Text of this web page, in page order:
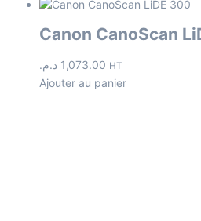
Canon CanoScan
1,073.00 د.م. HT
Ajouter au panier